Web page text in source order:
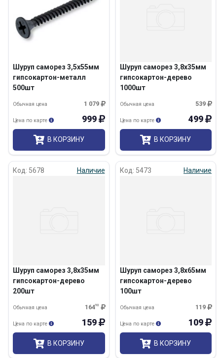
Шуруп саморез 3,5х55мм
гипсокартон-металл
500шт
1 079
Обычная цена
999
Цена по карте
В КОРЗИНУ
Шуруп саморез 3,8х35мм
гипсокартон-дерево
1000шт
539
Обычная цена
499
Цена по карте
В КОРЗИНУ
Код: 5678 Наличие
Шуруп саморез 3,8х35мм
гипсокартон-дерево
200шт
16490
Обычная цена
159
Цена по карте
В КОРЗИНУ
Код: 5473 Наличие
Шуруп саморез 3,8х65мм
гипсокартон-дерево
100шт
119
Обычная цена
109
Цена по карте
В КОРЗИНУ